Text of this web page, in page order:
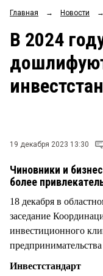
ОБЩЕСТВО
ЗАКОН
НОВОСТИ
Главная → Новости →
В 2024
19 декабря 2023 13:30
Чиновники и
более
18 декабря в
заседание
инвестиционного
Инвестстандарт